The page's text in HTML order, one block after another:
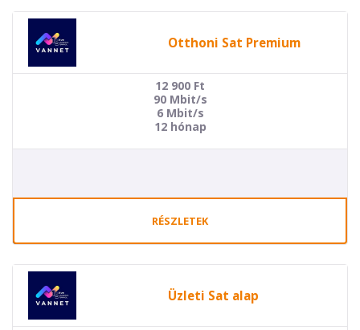
Otthoni Sat Premium
12 900 Ft
90 Mbit/s
6 Mbit/s
12 hónap
RÉSZLETEK
Üzleti Sat alap